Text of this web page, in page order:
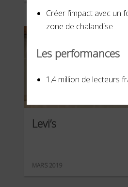
Levi’s
MARS 2019
Créer l’impact avec
zone de chalandise
Les performances
1,4 million de lecteurs